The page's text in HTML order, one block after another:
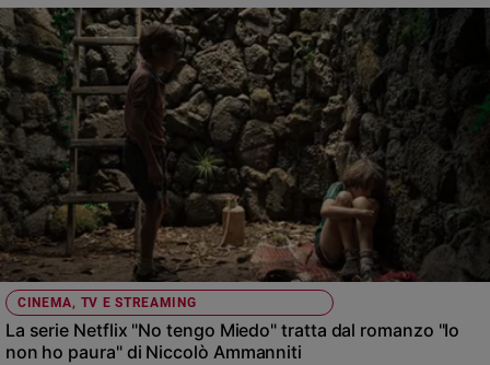
inclusione
Costume
Cultura
e
spettacoli
Sanremo
2026
Cinema,
Tv
e
streaming
Libri
Musica
CINEMA, TV E STREAMING
La serie Netflix "No tengo Miedo" tratta dal romanzo "Io
non ho paura" di Niccolò Ammanniti